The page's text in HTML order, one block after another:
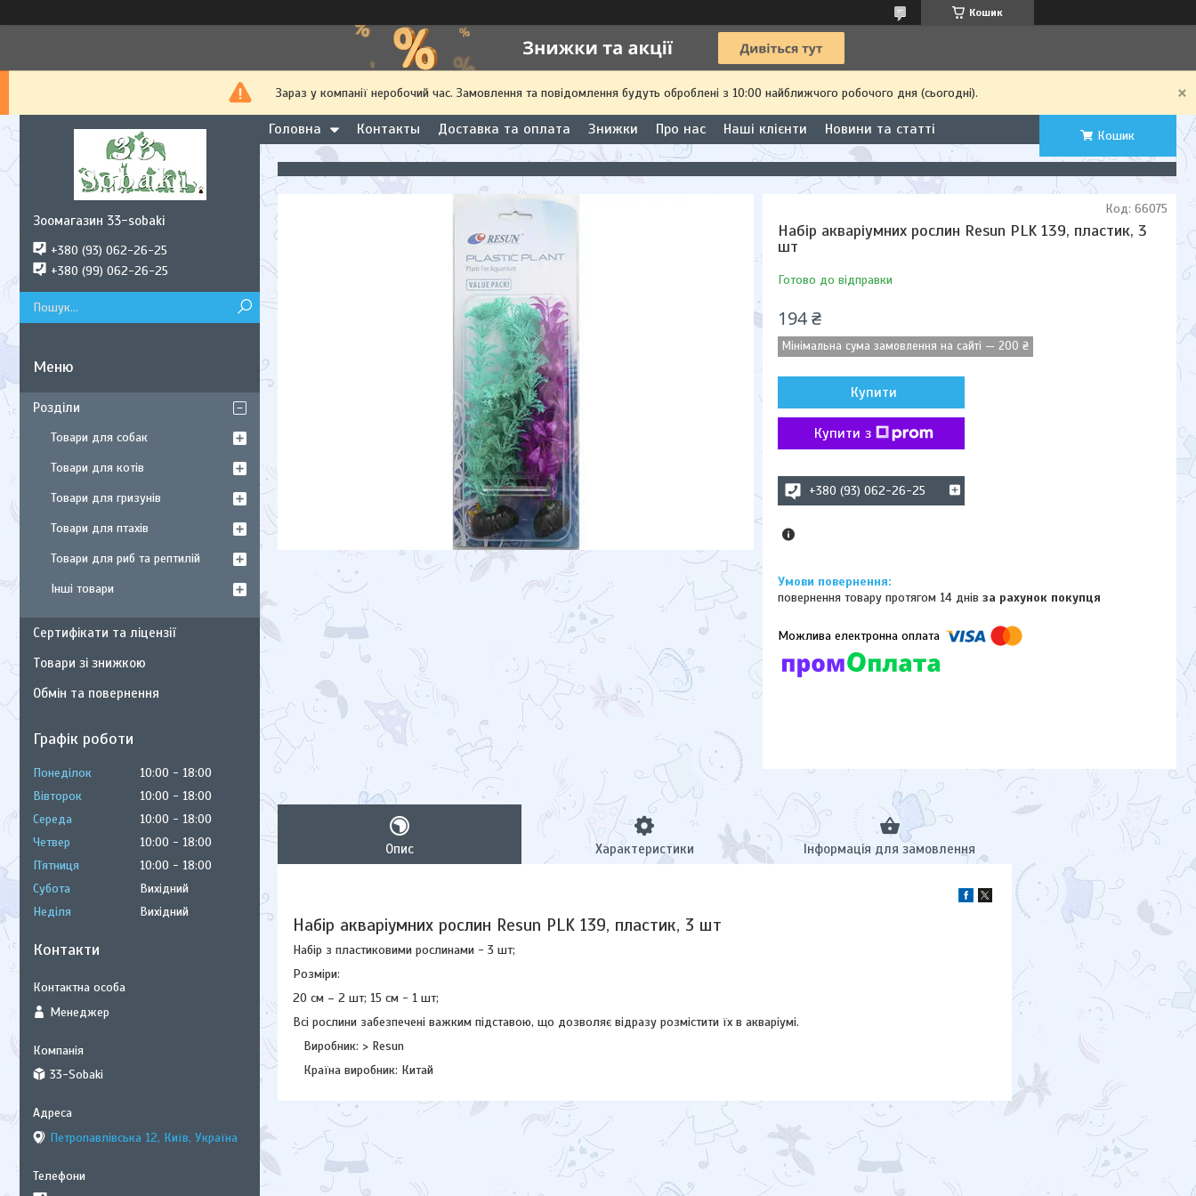
Кошик
Зараз у компанії неробочий час. Замовлення та повідомлення будуть оброблені з 10:00 найближчого робочого дня (сьогодні).
Головна Контакты Доставка та оплата Знижки Про нас Наші клієнти Новини та статті Кошик
Набір акваріумних рослин Resun PLK 139, пластик, 3
шт
Готово до відправки
Код: 66075
194 ₴
Мінімальна сума замовлення на сайті — 200 ₴
Купити
Купити з
+380 (93) 062-26-25
повернення товару протягом 14 днівза рахунок покупця
Опис Характеристики Інформація для замовлення
Набір акваріумних рослин Resun PLK 139, пластик, 3 шт
Набір з пластиковими рослинами - 3 шт;
Розміри:
20 см – 2 шт; 15 см - 1 шт;
Всі рослини забезпечені важким підставою, що дозволяє відразу розмістити їх в акваріумі.
Виробник: > Resun
Країна виробник: Китай
Зоомагазин 33-sobaki
+380 (93) 062-26-25
+380 (99) 062-26-25
Розділи
Товари для собак
Товари для котів
Товари для гризунів
Товари для птахів
Товари для риб та рептилій
Інші товари
Сертифікати та ліцензії
Товари зі знижкою
Обмін та повернення
Графік роботи
Понеділок 10:00
18:00
Вівторок
10:00
18:00
Середа
10:00
18:00
Четвер
10:00
18:00
Пʼятниця
10:00
18:00
Субота
Вихідний
Неділя
Вихідний
Контакти
Менеджер
33-Sobaki
Петропавлівська 12, Київ, Україна